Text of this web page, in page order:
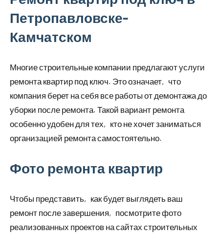
Петропавловске-
Камчатском
Многие строительные компании предлагают услуги
ремонта квартир под ключ. Это означает‚ что
компания берет на себя все работы от демонтажа до
уборки после ремонта. Такой вариант ремонта
особенно удобен для тех‚ кто не хочет заниматься
организацией ремонта самостоятельно.
Фото ремонта квартир
Чтобы представить‚ как будет выглядеть ваш
ремонт после завершения‚ посмотрите фото
реализованных проектов на сайтах строительных